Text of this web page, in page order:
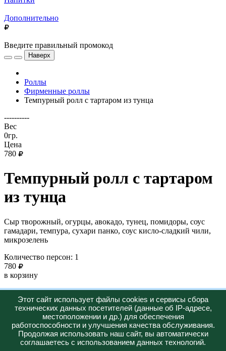
Дополнительно
Введите правильный промокод
Наверх
Роллы
Фирменные роллы
Темпурный ролл с тартаром из тунца
----------
Вес
0гр.
Цена
780
Темпурный ролл с тартаром
из тунца
Сыр творожный, огурцы, авокадо, тунец, помидоры, соус
гамадари, темпура, сухари панко, соус кисло-сладкий чили,
микрозелень
Количество персон: 1
780
в корзину
Горячее
Меню О нас Доставка Акции
+7 (347) 287-23-57
Юридическая информация:
Этот сайт использует файлы cookies и сервисы сбора
технических данных посетителей (данные об IP-адресе,
местоположении и др.) для обеспечения
работоспособности и улучшения качества обслуживания.
Продолжая использовать наш сайт, вы автоматически
соглашаетесь с использованием данных технологий.